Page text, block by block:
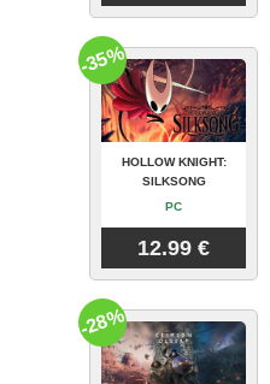
HOLLOW KNIGHT:
SILKSONG
PC
12.99 €
-35%
-28%